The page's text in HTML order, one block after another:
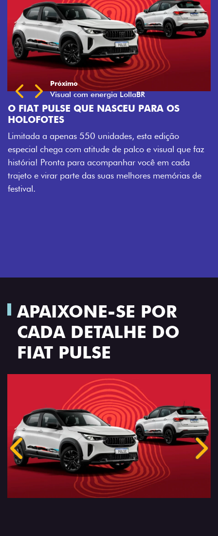
NASCEU PARA OS
unidades, esta edição
de palco e visual que faz
você em cada
suas melhores memórias de
APAIXONE-SE POR
CADA DETALHE DO
FIAT PULSE
Anterior